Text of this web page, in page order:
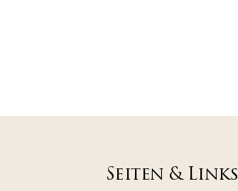
Seiten & Links